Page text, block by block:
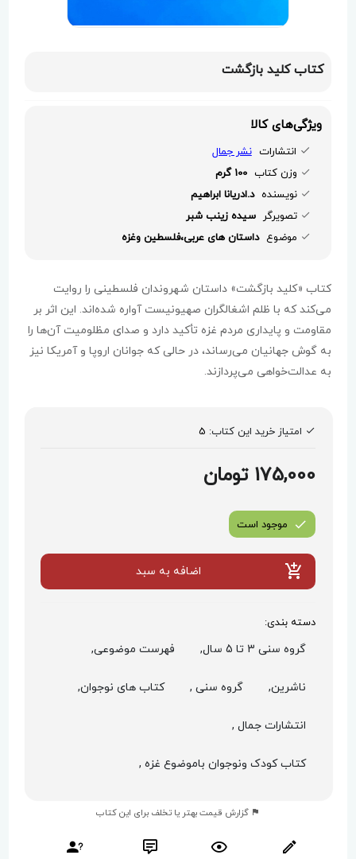
کتاب کلید بازگشت
ویژگی‌های کالا
انتشارات نشر جمال
وزن کتاب 100 گرم
نویسنده د.ادریانا ابراهیم
تصویرگر سیده زینب شبر
موضوع داستان های عربی،فلسطین وغزه
کتاب «کلید بازگشت» داستان شهروندان فلسطینی را روایت
می‌کند که با ظلم اشغالگران صهیونیست آواره شده‌اند. این اثر بر
مقاومت و پایداری مردم غزه تأکید دارد و صدای مظلومیت آن‌ها را
به گوش جهانیان می‌رساند، در حالی که جوانان اروپا و آمریکا نیز
به عدالت‌خواهی می‌پردازند.
امتیاز خرید این کتاب: 5
175,000 تومان
موجود است
اضافه به سبد
دسته بندی:
گروه سنی 3 تا 5 سال, فهرست موضوعی,
ناشرین, گروه سنی , کتاب های نوجوان,
انتشارات جمال ,
کتاب کودک ونوجوان باموضوع غزه ,
گزارش قیمت بهتر یا تخلف برای این کتاب